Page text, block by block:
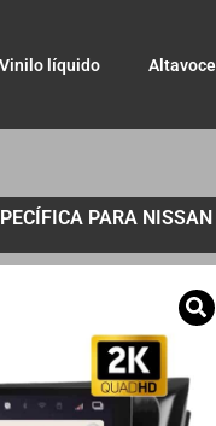
Vinilo líquido
PARA